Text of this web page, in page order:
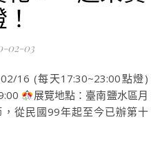
02-03
16 (每天17:30~23:00點燈)
展覽地點：臺南鹽水區月
從民國99年起至今已辦第十